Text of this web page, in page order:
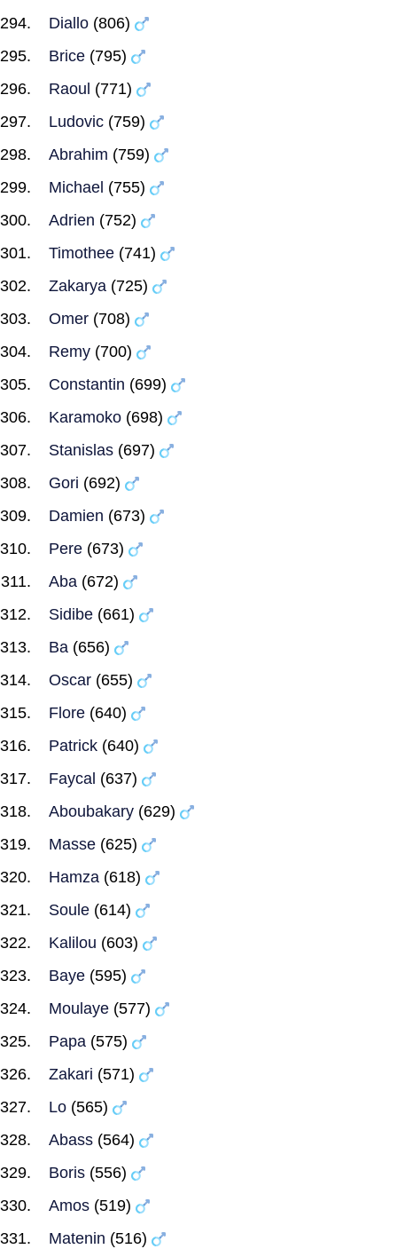
Diallo (806)
Brice (795)
Raoul (771)
Ludovic (759)
Abrahim (759)
Michael (755)
Adrien (752)
Timothee (741)
Zakarya (725)
Omer (708)
Remy (700)
Constantin (699)
Karamoko (698)
Stanislas (697)
Gori (692)
Damien (673)
Pere (673)
Aba (672)
Sidibe (661)
Ba (656)
Oscar (655)
Flore (640)
Patrick (640)
Faycal (637)
Aboubakary (629)
Masse (625)
Hamza (618)
Soule (614)
Kalilou (603)
Baye (595)
Moulaye (577)
Papa (575)
Zakari (571)
Lo (565)
Abass (564)
Boris (556)
Amos (519)
Matenin (516)